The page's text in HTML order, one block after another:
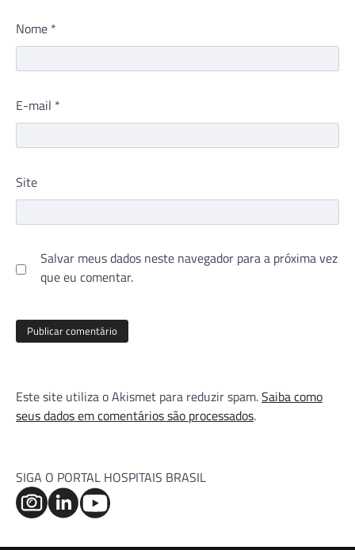
Nome *
E-mail *
Site
Salvar meus dados neste navegador para a próxima vez
que eu comentar.
Este site utiliza o Akismet para reduzir spam.Saiba como
seus dados em comentários são processados.
SIGA O PORTAL HOSPITAIS BRASIL